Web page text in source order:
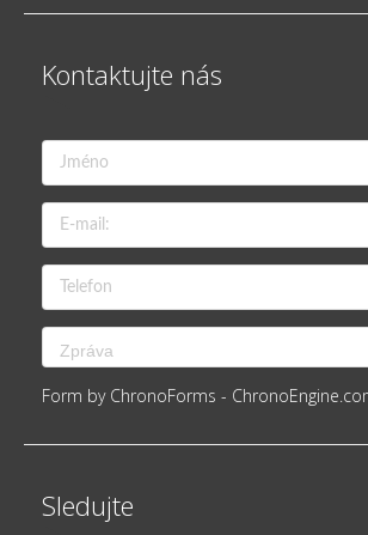
Kontaktujte nás
Form by ChronoForms -
Sledujte